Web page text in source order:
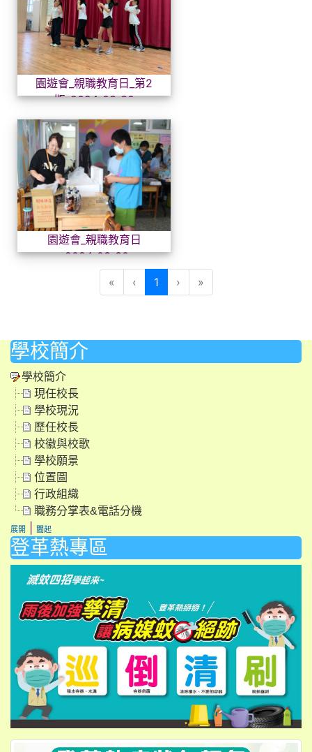
園遊會_親職教育日_第2
版_2024_03_30
園遊會_親職教育日
園遊會_親職教育日
_2024_03_30
«
‹ 1(目前頁次)
› »
學校簡介
學校簡介
現任校長
學校現況
歷任校長
校徽與校歌
學校願景
位置圖
行政組織
職務分掌表&電話分機
展開 闔起
登革熱專區